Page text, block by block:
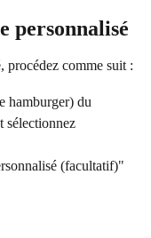
personnalisé
procédez comme suit :
hamburger) du
sélectionnez
(facultatif)"